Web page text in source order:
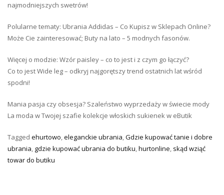
najmodniejszych swetrów!
Polularne tematy: Ubrania Addidas – Co Kupisz w Sklepach Online?
Może Cie zainteresować; Buty na lato – 5 modnych fasonów.
Więcej o modzie: Wzór paisley – co to jest i z czym go łączyć?
Co to jest Wide leg – odkryj najgorętszy trend ostatnich lat wśród
spodni!
Mania pasja czy obsesja? Szaleństwo wyprzedaży w świecie mody
La moda w Twojej szafie kolekcje włoskich sukienek w eButik
Tagged ehurtowo,eleganckie ubrania,Gdzie kupować tanie i dobre
ubrania, gdzie kupować ubrania do butiku,hurtonline, skąd wziąć
towar do butiku